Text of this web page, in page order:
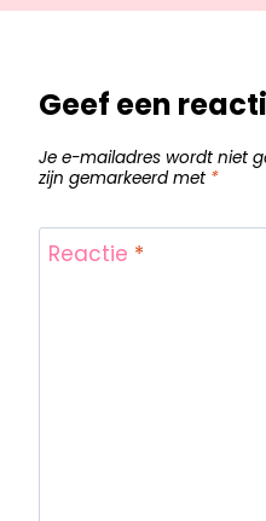
Geef een
Je e-mailadres wordt niet
zijn gemarkeerd met *
Reactie *